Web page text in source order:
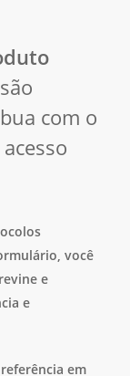
com o
você
e
e
em